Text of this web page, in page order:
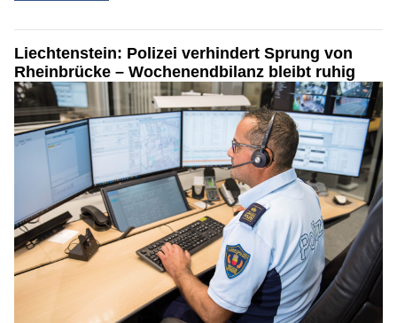
Liechtenstein: Polizei verhindert Sprung von
Rheinbrücke – Wochenendbilanz bleibt ruhig